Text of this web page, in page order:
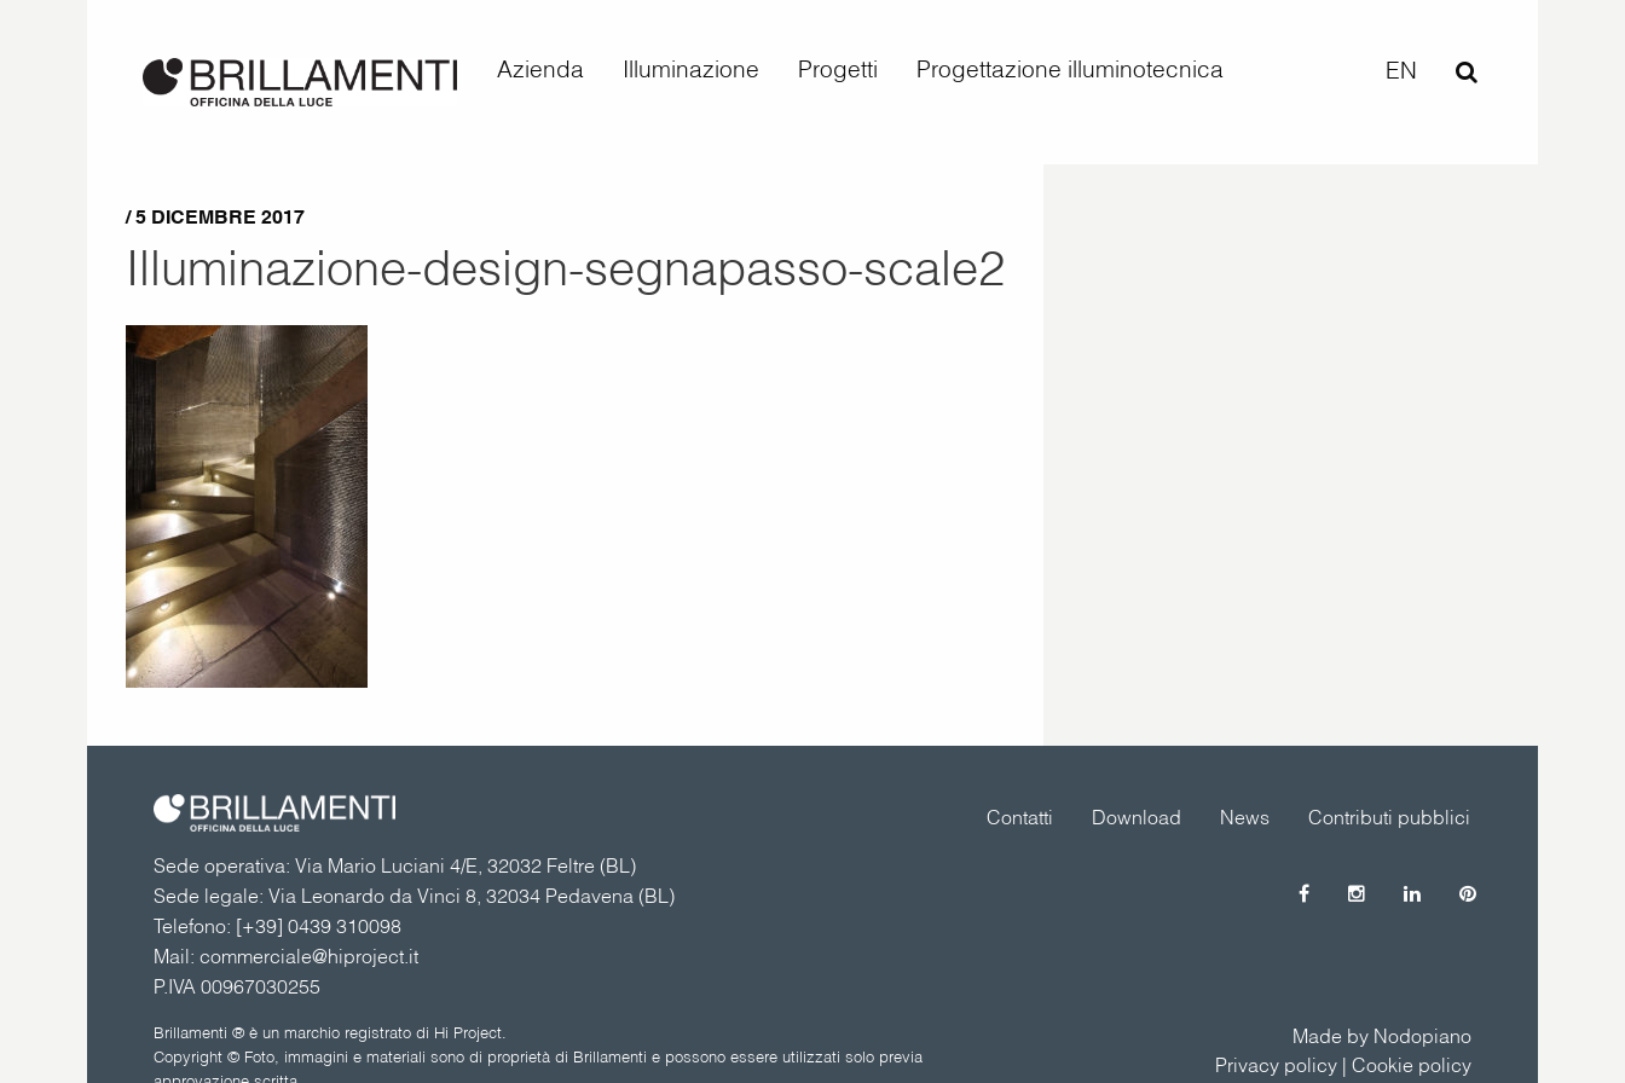
Azienda Illuminazione Progetti Progettazione illuminotecnica EN
/ 5 DICEMBRE 2017
Illuminazione-design-segnapasso-scale2
Sede operativa: Via Mario Luciani 4/E, 32032 Feltre (BL)
Sede legale: Via Leonardo da Vinci 8, 32034 Pedavena (BL)
Telefono: [+39] 0439 310098
Mail: commerciale@hiproject.it
P.IVA 00967030255
Contributi pubblici
News
Download
Contatti
Brillamenti ® è un marchio registrato di Hi Project.
Copyright © Foto, immagini e materiali sono di proprietà di Brillamenti e possono essere utilizzati solo previa
Made by Nodopiano
Privacy policy| Cookie policy